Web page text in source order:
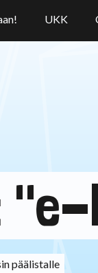
UKK
päälistalle